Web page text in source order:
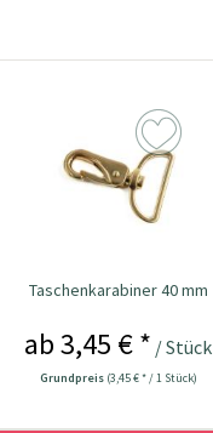
Taschenkarabiner 40 mm
ab 3,45 € * / Stück
Grundpreis (3,45 € * / 1 Stück)